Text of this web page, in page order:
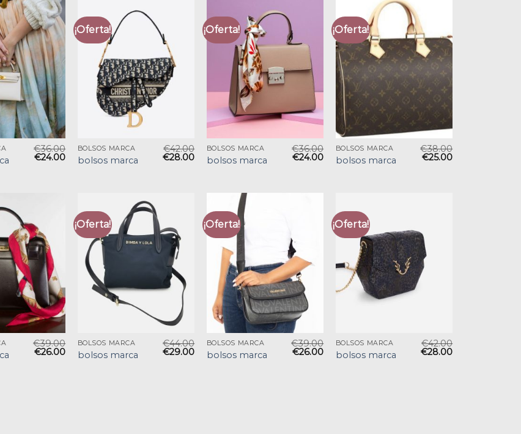
€36.00
€24.00
¡Oferta!
BOLSOS MARCA
bolsos marca
€42.00
€28.00
¡Oferta!
BOLSOS MARCA
bolsos marca
€36.00
€24.00
¡Oferta!
BOLSOS MARCA
bolsos marca
€38.00
€25.00
€39.00
€26.00
¡Oferta!
BOLSOS MARCA
bolsos marca
€44.00
€29.00
¡Oferta!
BOLSOS MARCA
bolsos marca
€39.00
€26.00
¡Oferta!
BOLSOS MARCA
bolsos marca
€42.00
€28.00